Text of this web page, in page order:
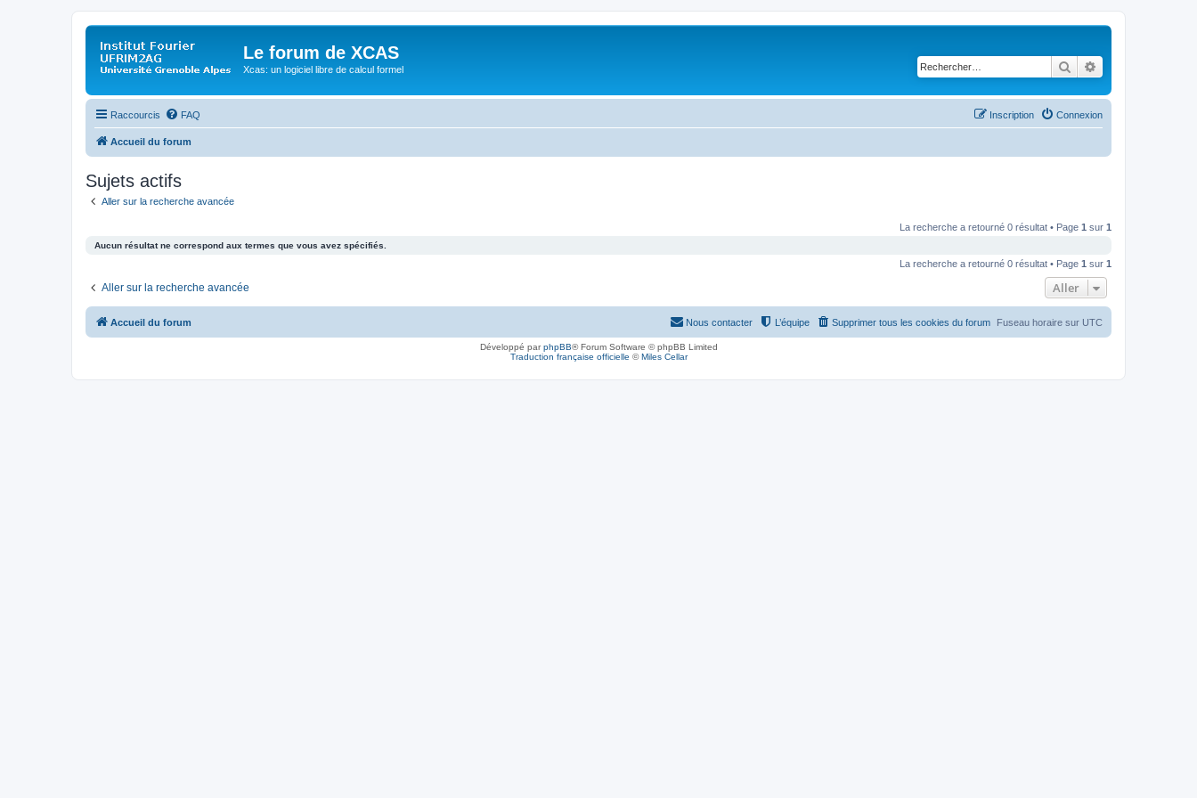
Le forum de XCAS
Xcas: un logiciel libre de calcul formel Rechercher
Raccourcis FAQ Connexion
Inscription
Accueil du forum
Sujets actifs
Aller sur la recherche avancée
La recherche a retourné 0 résultat • Page 1 sur 1
Aucun résultat ne correspond aux termes que vous avez spécifiés.
La recherche a retourné 0 résultat • Page 1 sur 1
Aller sur la recherche avancée Aller
Accueil du forum Fuseau horaire sur UTC
Supprimer tous les cookies du forum
L’équipe
Nous contacter
Développé parphpBB® Forum Software © phpBB Limited
Traduction française officielle ©Miles Cellar